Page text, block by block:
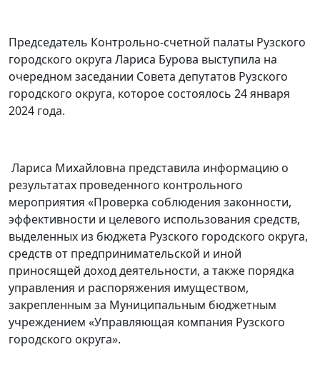
Председатель Контрольно-счетной палаты Рузского
городского округа Лариса Бурова выступила на
очередном заседании Совета депутатов Рузского
городского округа, которое состоялось 24 января
2024 года.
Лариса Михайловна представила информацию о
результатах проведенного контрольного
мероприятия «Проверка соблюдения законности,
эффективности и целевого использования средств,
выделенных из бюджета Рузского городского округа,
средств от предпринимательской и иной
приносящей доход деятельности, а также порядка
управления и распоряжения имуществом,
закрепленным за Муниципальным бюджетным
учреждением «Управляющая компания Рузского
городского округа».